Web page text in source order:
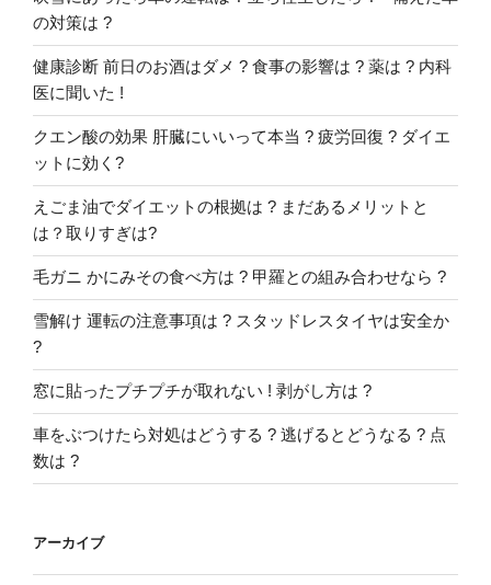
の対策は ?
健康診断 前日のお酒はダメ ? 食事の影響は ? 薬は ? 内科
医に聞いた !
クエン酸の効果 肝臓にいいって本当 ? 疲労回復 ? ダイエ
ットに効く?
えごま油でダイエットの根拠は ? まだあるメリットと
は？取りすぎは?
毛ガニ かにみその食べ方は ? 甲羅との組み合わせなら ?
雪解け 運転の注意事項は ? スタッドレスタイヤは安全か
?
窓に貼ったプチプチが取れない ! 剥がし方は ?
車をぶつけたら対処はどうする ? 逃げるとどうなる ? 点
数は ?
アーカイブ